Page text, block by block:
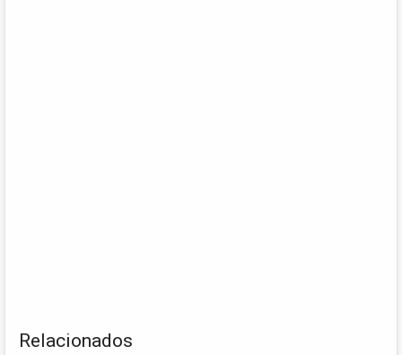
Relacionados